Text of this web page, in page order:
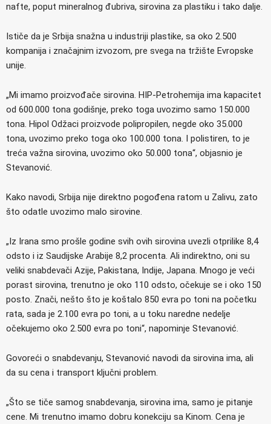
nafte, poput mineralnog đubriva, sirovina za plastiku i tako dalje.
Ističe da je Srbija snažna u industriji plastike, sa oko 2.500
kompanija i značajnim izvozom, pre svega na tržište Evropske
unije.
„Mi imamo proizvođače sirovina. HIP-Petrohemija ima kapacitet
od 600.000 tona godišnje, preko toga uvozimo samo 150.000
tona. Hipol Odžaci proizvode polipropilen, negde oko 35.000
tona, uvozimo preko toga oko 100.000 tona. I polistiren, to je
treća važna sirovina, uvozimo oko 50.000 tona“, objasnio je
Stevanović.
Kako navodi, Srbija nije direktno pogođena ratom u Zalivu, zato
što odatle uvozimo malo sirovine.
„Iz Irana smo prošle godine svih ovih sirovina uvezli otprilike 8,4
odsto i iz Saudijske Arabije 8,2 procenta. Ali indirektno, oni su
veliki snabdevači Azije, Pakistana, Indije, Japana. Mnogo je veći
porast sirovina, trenutno je oko 110 odsto, očekuje se i oko 150
posto. Znači, nešto što je koštalo 850 evra po toni na početku
rata, sada je 2.100 evra po toni, a u toku naredne nedelje
očekujemo oko 2.500 evra po toni“, napominje Stevanović.
Govoreći o snabdevanju, Stevanović navodi da sirovina ima, ali
da su cena i transport ključni problem.
„Što se tiče samog snabdevanja, sirovina ima, samo je pitanje
cene. Mi trenutno imamo dobru konekciju sa Kinom. Cena je